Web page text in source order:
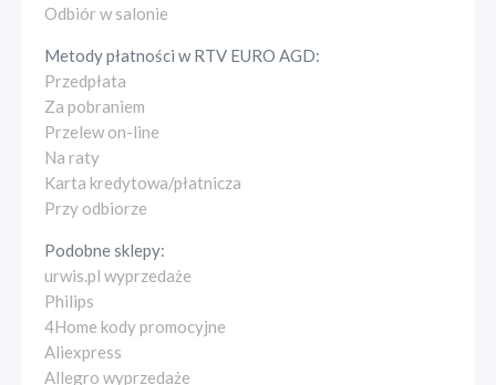
Odbiór w salonie
Metody płatności wRTV EURO AGD:
Przedpłata
Za pobraniem
Przelew on-line
Na raty
Karta kredytowa/płatnicza
Przy odbiorze
Podobne sklepy:
urwis.pl wyprzedaże
Philips
4Home kody promocyjne
Aliexpress
Allegro wyprzedaże